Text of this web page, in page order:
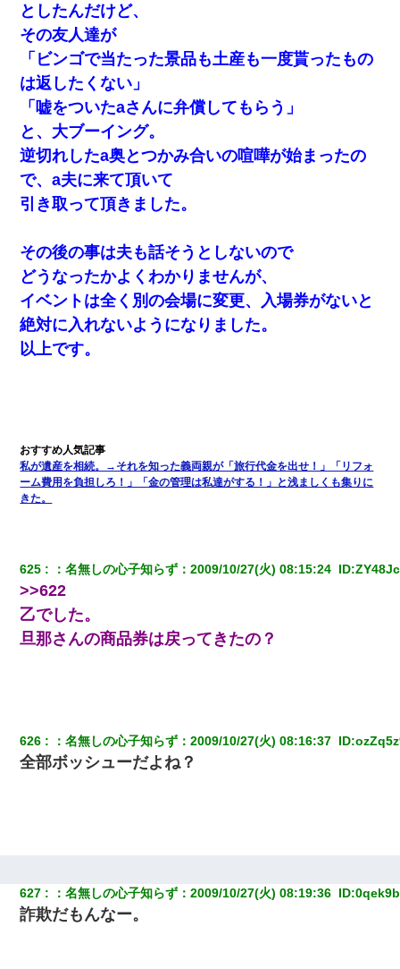
としたんだけど、
その友人達が
「ビンゴで当たった景品も土産も一度貰ったもの
は返したくない」
「嘘をついたaさんに弁償してもらう」
と、大ブーイング。
逆切れしたa奥とつかみ合いの喧嘩が始まったの
で、a夫に来て頂いて
引き取って頂きました。
その後の事は夫も話そうとしないので
どうなったかよくわかりませんが、
イベントは全く別の会場に変更、入場券がないと
絶対に入れないようになりました。
以上です。
私が遺産を相続。→それを知った義両親が「旅行代金を出せ！」「リフォ
ーム費用を負担しろ！」「金の管理は私達がする！」と浅ましくも集りに
きた。
625 ：名無しの心子知らず ：2009/10/27(火) 08:15:24 ID:
>>622
乙でした。
旦那さんの商品券は戻ってきたの？
626 ：名無しの心子知らず ：2009/10/27(火) 08:16:37 ID:
全部ボッシューだよね？
627 ：名無しの心子知らず ：2009/10/27(火) 08:19:36 ID:
詐欺だもんなー。